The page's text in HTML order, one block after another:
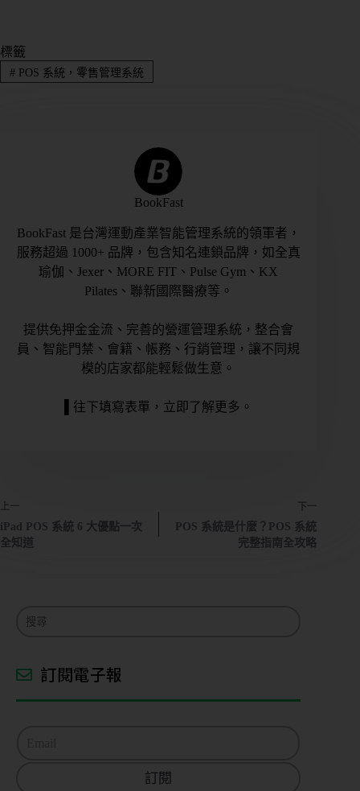
標籤
#POS 系統，零售管理系統
BookFast
BookFast 是台灣運動產業智能管理系統的領軍者，
服務超過 1000+ 品牌，包含知名連鎖品牌，如全真
瑜伽、Jexer、MORE FIT、Pulse Gym、KX
Pilates、聯新國際醫療等。
提供免押金金流、完善的營運管理系統，整合會
員、智能門禁、會籍、帳務、行銷管理，讓不同規
模的店家都能輕鬆做生意。
▌往下填寫表單，立即了解更多。
上一
iPad POS 系統 6 大優點一次
全知道
下一
POS 系統是什麼？POS 系統
完整指南全攻略
訂閱電子報
訂閱